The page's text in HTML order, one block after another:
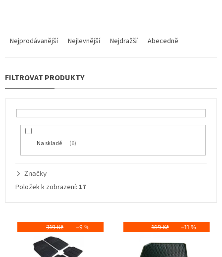
n
Nejprodávanější Nejlevnější Nejdražší Abecedně
Na skladě 6
Značky
Položek k zobrazení: 17
319 Kč –9 % 169 Kč –11 %